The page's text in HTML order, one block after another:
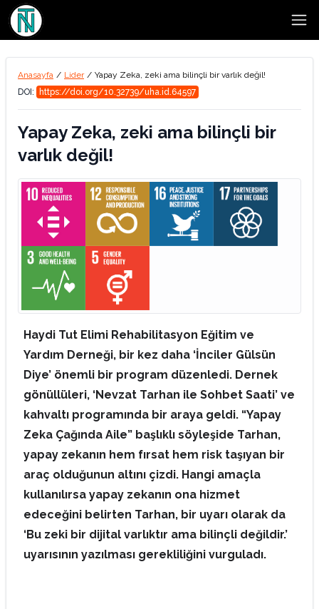
Anasayfa / Lider / Yapay Zeka, zeki ama bilinçli bir varlık değil!
DOI:
https://doi.org/10.32739/uha.id.64597
Yapay Zeka, zeki ama bilinçli bir
varlık değil!
Haydi Tut Elimi Rehabilitasyon Eğitim ve
Yardım Derneği, bir kez daha ‘İnciler Gülsün
Diye’ önemli bir program düzenledi. Dernek
gönüllüleri, ‘Nevzat Tarhan ile Sohbet Saati’ ve
kahvaltı programında bir araya geldi. “Yapay
Zeka Çağında Aile” başlıklı söyleşide Tarhan,
yapay zekanın hem fırsat hem risk taşıyan bir
araç olduğunun altını çizdi. Hangi amaçla
kullanılırsa yapay zekanın ona hizmet
edeceğini belirten Tarhan, bir uyarı olarak da
‘Bu zeki bir dijital varlıktır ama bilinçli değildir.’
uyarısının yazılması gerekliliğini vurguladı.